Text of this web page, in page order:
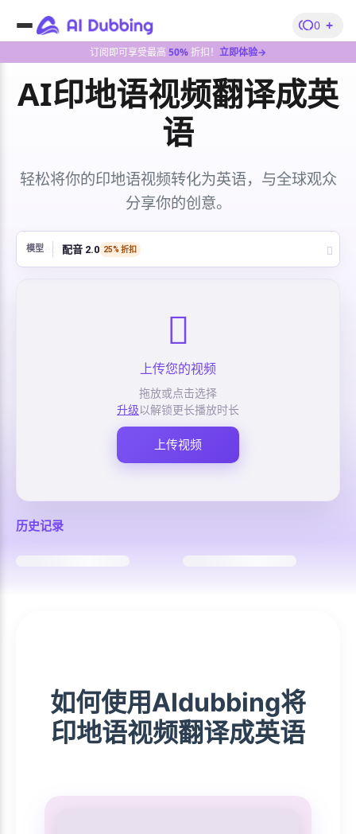
订阅即可享受最高 50%折扣！ 立即体验→
0 +
AI印地语视频翻译成英
语
轻松将你的印地语视频转化为英语，与全球观众
分享你的创意。
模型 配音 2.0 25% 折扣
上传您的视频
拖放或点击选择
升级以解锁更长播放时长
上传视频
历史记录
如何使用AIdubbing将
印地语视频翻译成英语